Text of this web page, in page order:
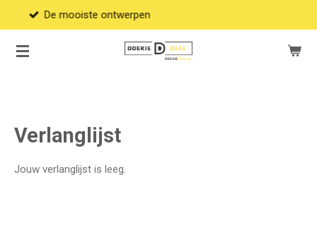
naar
ontwerpen
Verlanglijst
Jouw verlanglijst is leeg.